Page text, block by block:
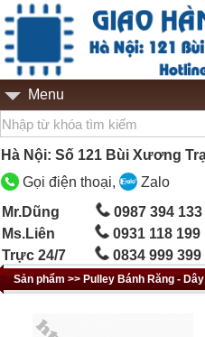
Menu
Hà Nội: Số 121 Bùi Xương
Gọi điện thoại,
Zalo
Mr.Dũng
0987 394 133
Ms.Liên
0931 118 199
Trực 24/7
0834 999 399
Sản phẩm >> Pulley Bánh Răng -